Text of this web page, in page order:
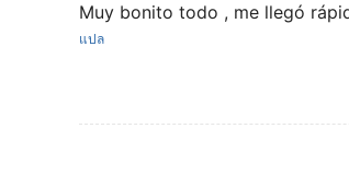
Muy bonito todo , me llegó
แปล